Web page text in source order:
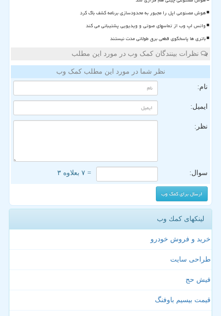
هوش مصنوعی اپل را مجبور به محدودسازی برنامه کشف باگ کرد
واتس اپ وب از تماسهای صوتی و ویدیویی پشتیبانی می کند
باتری ها پاسخگوی قطعی برق طولانی مدت نیستند
نظرات بینندگان کمک وب در مورد این مطلب
نظر شما در مورد این مطلب کمک وب
نام:
ایمیل:
نظر:
سوال: = ۷ بعلاوه ۳
لینکهای كمك وب
خرید و فروش خودرو
طراحی سایت
فیش حج
قیمت بیسیم باوفنگ